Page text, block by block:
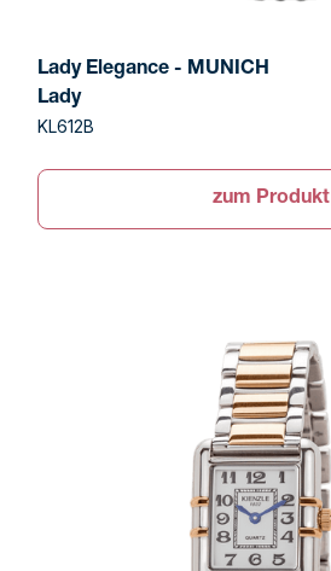
Lady Elegance - MUNICH
Lady
KL612B
zum Produkt